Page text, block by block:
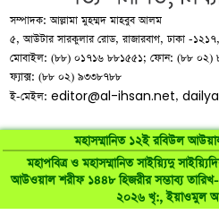
মহাসম্মানিত ১২ই রবিউল
মহাপবিত্র ও মহাসম্মানিত সাইয়্যিদু
আউওয়াল শরীফ ১৪৪৮ হিজরীর সম্ভাব্য
২০২৬ খৃ:, ইয়াওমুল
সম্পাদক: আল্লামা মুহম্মদ মাহবুব আলম
৫, আউটার সারকুলার রোড, রাজারবাগ, ঢাকা -১২১৭,
মোবাইল: (৮৮) ০১৭১৬ ৮৮১৫৫১; ফোন: (৮৮ ০২)
ফ্যাক্স: (৮৮ ০২) ৯৩৩৮৭৮৮
ই-মেইল:editor@al-ihsan.net,
©al-ihsan.net2007-2026. All
RAAJRANI